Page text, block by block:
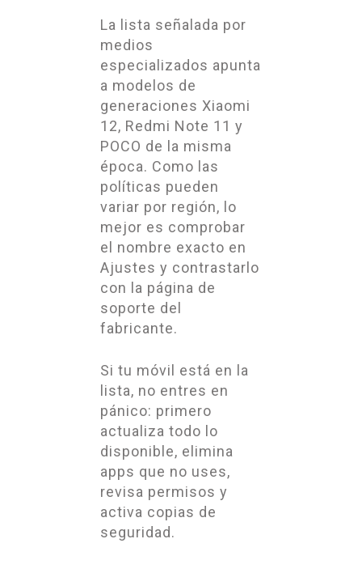
La lista señalada por
medios
especializados apunta
a modelos de
generaciones Xiaomi
12, Redmi Note 11 y
POCO de la misma
época. Como las
políticas pueden
variar por región, lo
mejor es comprobar
el nombre exacto en
Ajustes y contrastarlo
con la página de
soporte del
fabricante.
Si tu móvil está en la
lista, no entres en
pánico: primero
actualiza todo lo
disponible, elimina
apps que no uses,
revisa permisos y
activa copias de
seguridad.